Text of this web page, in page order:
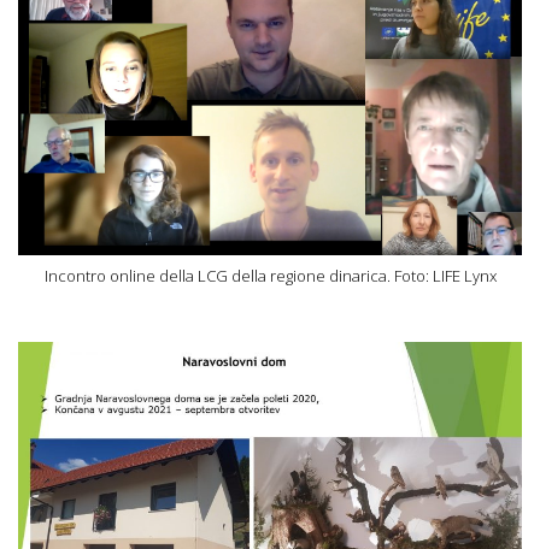
Incontro online della LCG della regione dinarica. Foto: LIFE Lynx